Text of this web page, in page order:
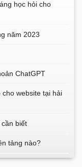
học hỏi cho
năm 2023
ChatGPT
website tại hải
biết
tảng nào?